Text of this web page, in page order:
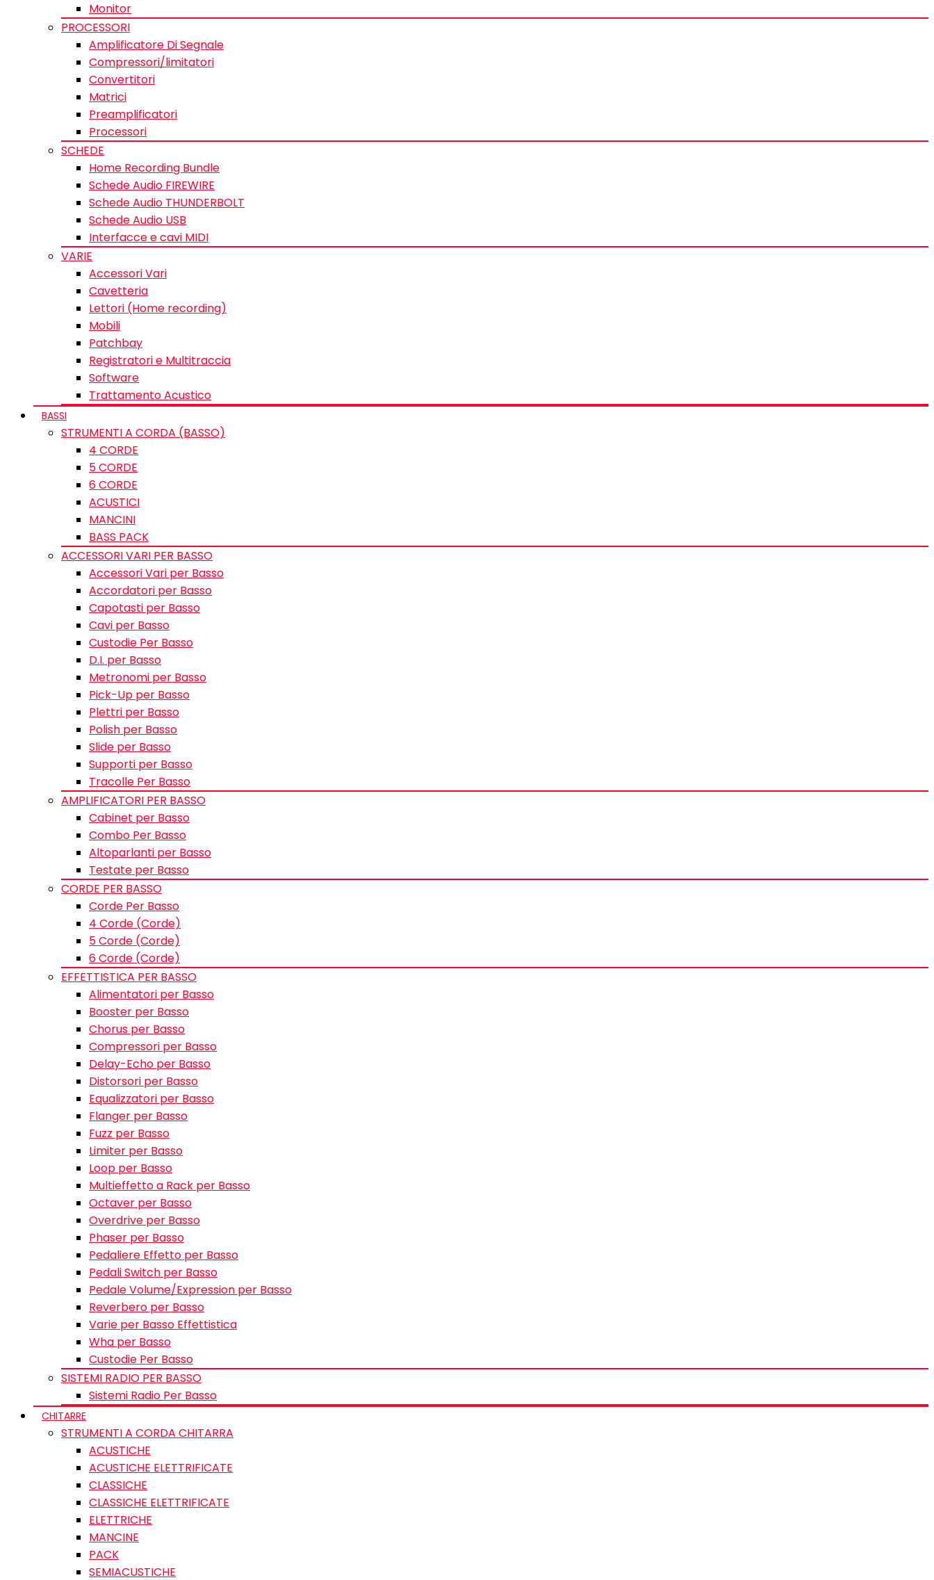
Monitor
PROCESSORI
Amplificatore Di Segnale
Compressori/limitatori
Convertitori
Matrici
Preamplificatori
Processori
SCHEDE
Home Recording Bundle
Schede Audio FIREWIRE
Schede Audio THUNDERBOLT
Schede Audio USB
Interfacce e cavi MIDI
VARIE
Accessori Vari
Cavetteria
Lettori (Home recording)
Mobili
Patchbay
Registratori e Multitraccia
Software
Trattamento Acustico
BASSI
STRUMENTI A CORDA (BASSO)
4 CORDE
5 CORDE
6 CORDE
ACUSTICI
MANCINI
BASS PACK
ACCESSORI VARI PER BASSO
Accessori Vari per Basso
Accordatori per Basso
Capotasti per Basso
Cavi per Basso
Custodie Per Basso
D.I. per Basso
Metronomi per Basso
Pick-Up per Basso
Plettri per Basso
Polish per Basso
Slide per Basso
Supporti per Basso
Tracolle Per Basso
AMPLIFICATORI PER BASSO
Cabinet per Basso
Combo Per Basso
Altoparlanti per Basso
Testate per Basso
CORDE PER BASSO
Corde Per Basso
4 Corde (Corde)
5 Corde (Corde)
6 Corde (Corde)
EFFETTISTICA PER BASSO
Alimentatori per Basso
Booster per Basso
Chorus per Basso
Compressori per Basso
Delay-Echo per Basso
Distorsori per Basso
Equalizzatori per Basso
Flanger per Basso
Fuzz per Basso
Limiter per Basso
Loop per Basso
Multieffetto a Rack per Basso
Octaver per Basso
Overdrive per Basso
Phaser per Basso
Pedaliere Effetto per Basso
Pedali Switch per Basso
Pedale Volume/Expression per Basso
Reverbero per Basso
Varie per Basso Effettistica
Wha per Basso
Custodie Per Basso
SISTEMI RADIO PER BASSO
Sistemi Radio Per Basso
CHITARRE
STRUMENTI A CORDA CHITARRA
ACUSTICHE
ACUSTICHE ELETTRIFICATE
CLASSICHE
CLASSICHE ELETTRIFICATE
ELETTRICHE
MANCINE
PACK
SEMIACUSTICHE